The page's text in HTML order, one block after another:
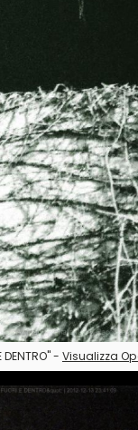
- Visualizza